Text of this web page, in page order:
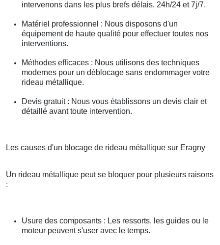
intervenons dans les plus brefs délais, 24h/24 et 7j/7.
Matériel professionnel : Nous disposons d'un
équipement de haute qualité pour effectuer toutes nos
interventions.
Méthodes efficaces : Nous utilisons des techniques
modernes pour un déblocage sans endommager votre
rideau métallique.
Devis gratuit : Nous vous établissons un devis clair et
détaillé avant toute intervention.
Les causes d'un blocage de rideau métallique sur Eragny
Un rideau métallique peut se bloquer pour plusieurs raisons
:
Usure des composants : Les ressorts, les guides ou le
moteur peuvent s'user avec le temps.